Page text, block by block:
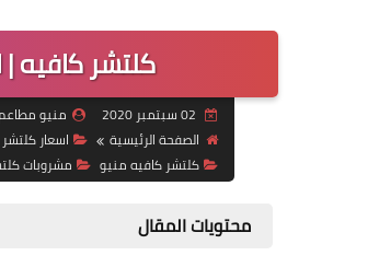
كلتشر كافيه
منيو
الصفحة الرئيسية
اسعار
كلتشر كافيه منيو
مشروبات
محتويات المقال